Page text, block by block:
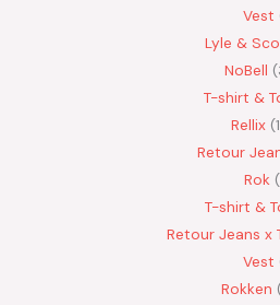
Vest
Lyle &
NoBell
T-shirt &
Rellix
Retour
Rok
T-shirt &
Retour Jeans x
Vest
Rokken